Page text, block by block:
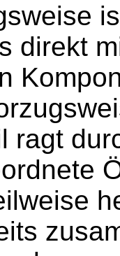
direkt
ragt